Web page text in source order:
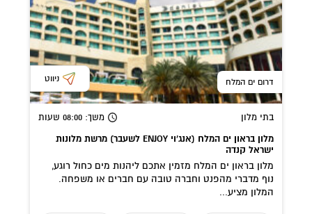
דרום ים המלח ניווט
בתי מלון משך: 08:00 שעות
מלון בראון ים המלח (אנג'וי ENJOY לשעבר) מרשת מלונות
ישראל קנדה
מלון בראון ים המלח מזמין אתכם ליהנות מים כחול רוגע,
נוף מדברי מהפנט וחברה טובה עם חברים או משפחה.
המלון מציע...